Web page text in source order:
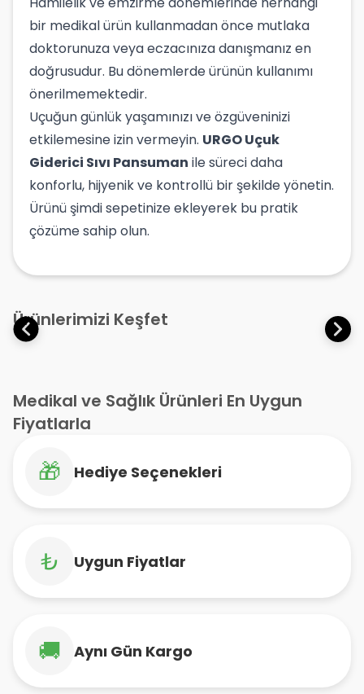
bir medikal ürün kullanmadan önce mutlaka
doktorunuza veya eczacınıza danışmanız en
doğrusudur. Bu dönemlerde ürünün kullanımı
önerilmemektedir.
Uçuğun günlük yaşamınızı ve özgüveninizi
etkilemesine izin vermeyin. URGO Uçuk
Giderici Sıvı Pansuman ile süreci daha
konforlu, hijyenik ve kontrollü bir şekilde yönetin.
Ürünü şimdi sepetinize ekleyerek bu pratik
çözüme sahip olun.
Ürünlerimizi Keşfet
Medikal ve Sağlık Ürünleri En Uygun
Fiyatlarla
🎁 Hediye Seçenekleri
₺ Uygun Fiyatlar
🚚 Aynı Gün Kargo